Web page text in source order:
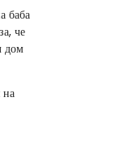
баба
че
дом
на